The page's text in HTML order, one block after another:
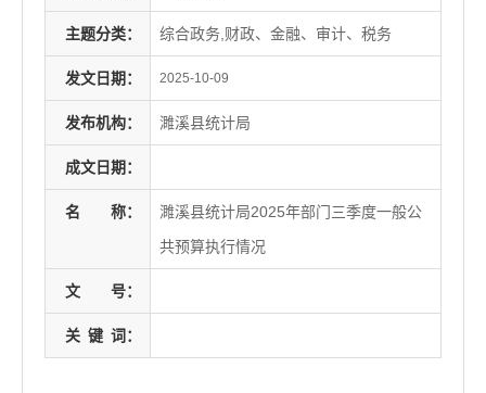
主题分类： 综合政务,财政、金融、审计、税务
发文日期： 2025-10-09
发布机构： 濉溪县统计局
成文日期：
名 称：
濉溪县统计局2025年部门三季度一般公
共预算执行情况
文 号：
关 键 词：